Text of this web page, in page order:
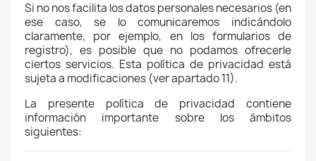
Si no nos facilita los datos personales necesarios (en
ese caso, se lo comunicaremos indicándolo
claramente, por ejemplo, en los formularios de
registro), es posible que no podamos ofrecerle
ciertos servicios. Esta política de privacidad está
sujeta a modificaciones (ver apartado 11).
La presente política de privacidad contiene
información importante sobre los ámbitos
siguientes: